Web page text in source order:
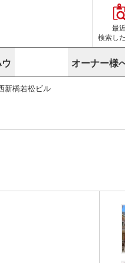
最近
検索し
路線から探す
千葉のクリニック
ンテンツ
オーナー様
依頼
ベン
新橋若松ビル